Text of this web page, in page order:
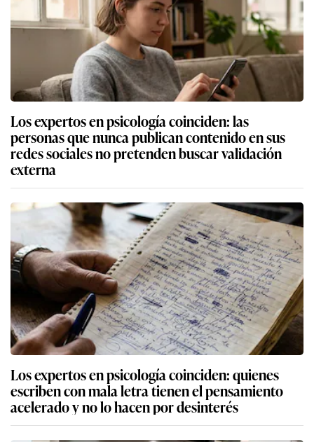
Los expertos en psicología coinciden: las
personas que nunca publican contenido en sus
redes sociales no pretenden buscar validación
externa
Los expertos en psicología coinciden: quienes
escriben con mala letra tienen el pensamiento
acelerado y no lo hacen por desinterés